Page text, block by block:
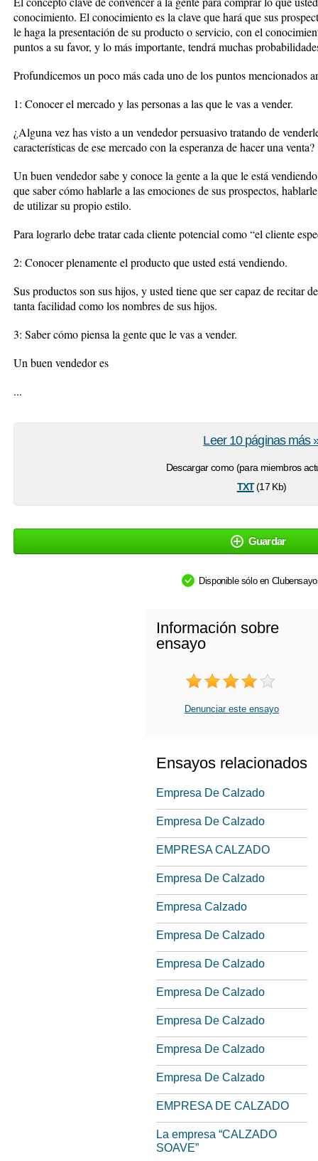
conocimiento. El conocimiento es la clave que hará que sus
le haga la presentación de su producto o servicio, con el
puntos a su favor, y lo más importante, tendrá muchas
Profundicemos un poco más cada uno de los puntos mencionados
1: Conocer el mercado y las personas a las que le vas a vender.
¿Alguna vez has visto a un vendedor persuasivo tratando de
características de ese mercado con la esperanza de hacer una venta?
Un buen vendedor sabe y conoce la gente a la que le está
que saber cómo hablarle a las emociones de sus prospectos,
de utilizar su propio estilo.
Para lograrlo debe tratar cada cliente potencial como “el cliente
2: Conocer plenamente el producto que usted está vendiendo.
Sus productos son sus hijos, y usted tiene que ser capaz de recitar
tanta facilidad como los nombres de sus hijos.
3: Saber cómo piensa la gente que le vas a vender.
Un buen vendedor es
...
Descargar como (para miembros
txt(17 Kb)
Leer 10 páginas más
Guardar
Disponible sólo en
Información sobre
ensayo
Denunciar este ensayo
Ensayos relacionados
Empresa De Calzado
Empresa De Calzado
EMPRESA CALZADO
Empresa De Calzado
Empresa Calzado
Empresa De Calzado
Empresa De Calzado
Empresa De Calzado
Empresa De Calzado
Empresa De Calzado
Empresa De Calzado
EMPRESA DE CALZADO
La empresa “CALZADO
SOAVE”